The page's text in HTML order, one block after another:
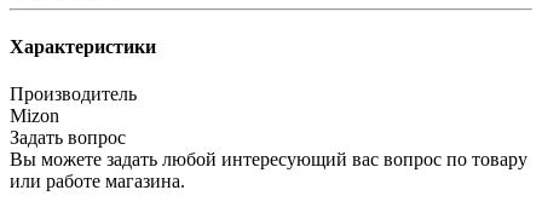
Характеристики
Производитель
Mizon
Задать вопрос
Вы можете задать любой интересующий вас вопрос по товару
или работе магазина.